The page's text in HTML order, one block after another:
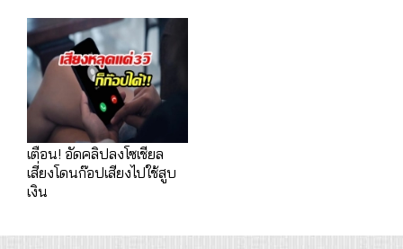
เตือน! อัดคลิปลงโซเชียล
เสี่ยงโดนก๊อปเสียงไปใช้สูบ
เงิน